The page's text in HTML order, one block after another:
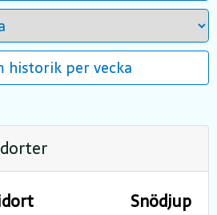
historik per vecka
Snödjup